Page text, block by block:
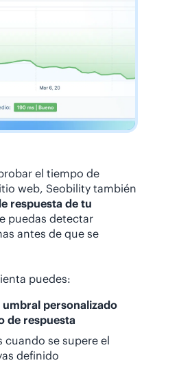
el tiempo de
web, Seobility también
respuesta de tu
puedas detectar
antes de que se
puedes:
umbral personalizado
de respuesta
cuando se supere el
definido